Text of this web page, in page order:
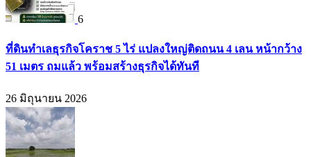
6
ที่ดินทำเลธุรกิจโคราช 5 ไร่ แปลงใหญ่ติดถนน 4 เลน หน้ากว้าง
51 เมตร ถมแล้ว พร้อมสร้างธุรกิจได้ทันที
26 มิถุนายน 2026